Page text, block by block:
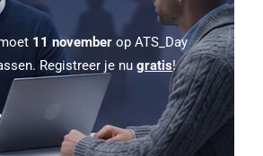
11 novemberop ATS_Day
Registreer je nugratis!